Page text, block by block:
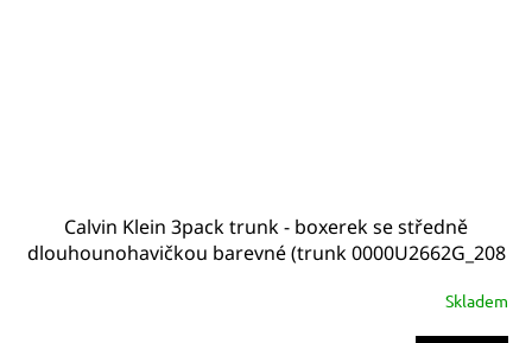
Calvin Klein 3pack trunk - boxerek se středně
dlouhounohavičkou barevné (trunk 0000U2662G_208
Skladem